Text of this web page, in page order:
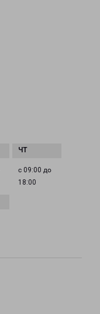
с 09:00 до
18:00